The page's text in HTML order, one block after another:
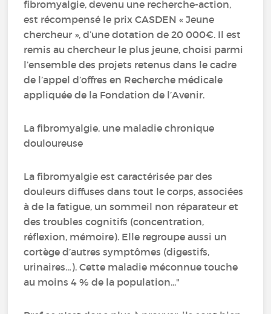
fibromyalgie, devenu une recherche-action,
est récompensé le prix CASDEN « Jeune
chercheur », d’une dotation de 20 000€. Il est
remis au chercheur le plus jeune, choisi parmi
l’ensemble des projets retenus dans le cadre
de l’appel d’offres en Recherche médicale
appliquée de la Fondation de l’Avenir.
La fibromyalgie, une maladie chronique
douloureuse
La fibromyalgie est caractérisée par des
douleurs diffuses dans tout le corps, associées
à de la fatigue, un sommeil non réparateur et
des troubles cognitifs (concentration,
réflexion, mémoire). Elle regroupe aussi un
cortège d’autres symptômes (digestifs,
urinaires…). Cette maladie méconnue touche
au moins 4 % de la population..."